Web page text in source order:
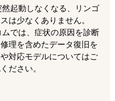
起動しなくなる、リンゴ
は少なくありません。
では、症状の原因を診断
理を含めたデータ復旧を
対応モデルについてはご
ださい。